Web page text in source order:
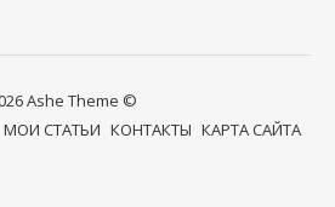
Ashe Theme ©
МОИ СТАТЬИ КОНТАКТЫ КАРТА САЙТА